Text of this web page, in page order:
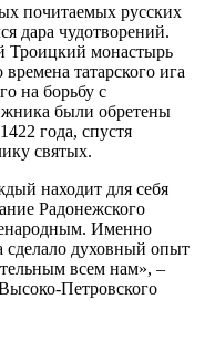
почитаемых русских
дара чудотворений.
Троицкий монастырь
татарского ига
на борьбу с
были обретены
года, спустя
святых.
находит для себя
Радонежского
Именно
сделало духовный опыт
всем нам», –
Петровского